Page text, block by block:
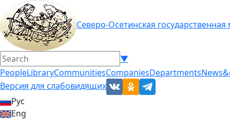
Северо-Осетинская
▼
PeopleLibraryCommunitiesCompaniesDepartments
Версия для слабовидящих
Рус
Eng